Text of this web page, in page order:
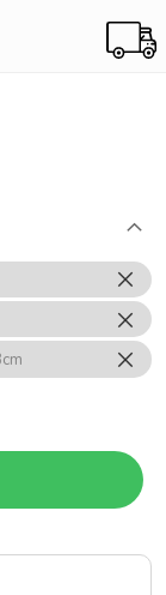
Esse
Item
Esse
Item
Esse